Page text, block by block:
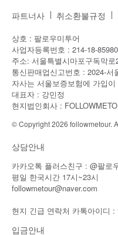
파트너사 취소환불규정
상호 : 팔로우미투어
사업자등록번호 : 214-18-85980
주소: 서울특별시마포구독막로
통신판매업신고번호 : 2024-서
자사는 서울보증보험에 가입
대표자 : 강민정
현지법인회사 :
© Copyright 2026 followmetour.
상담안내
카카오톡 플러스친구 : @팔로
평일 한국시간 17시~23시
followmetour@naver.com
현지 긴급 연락처 카톡아이디 :
입금안내